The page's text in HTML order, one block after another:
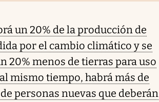
un 20% de la producción de
por el cambio climático y se
20% menos de tierras para uso
mismo tiempo, habrá más de
personas nuevas que deberán